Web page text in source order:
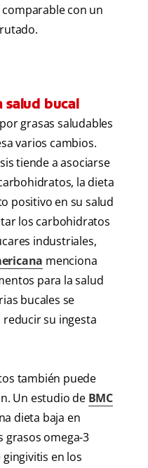
comparable con un
salud bucal
grasas saludables
varios cambios.
tiende a asociarse
la dieta
positivo en su salud
los carbohidratos
industriales,
menciona
para la salud
bucales se
su ingesta
también puede
Un estudio de BMC
dieta baja en
grasos omega-3
en los